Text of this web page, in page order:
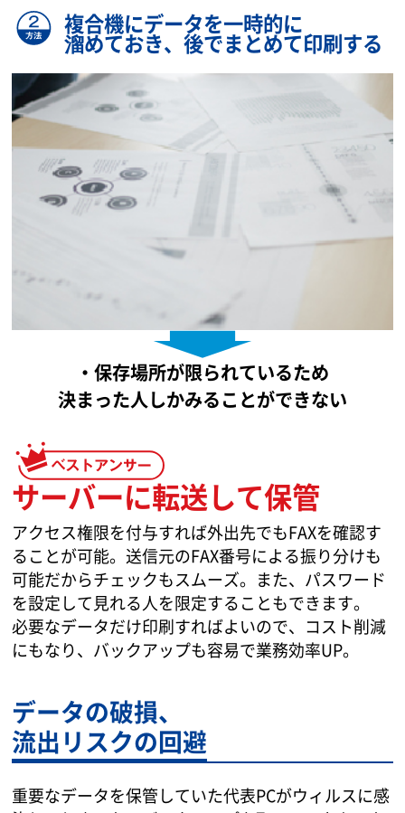
複合機にデータを一時的に
溜めておき、後でまとめて印刷する
・保存場所が限られているため
決まった人しかみることができない
サーバーに転送して保管
アクセス権限を付与すれば外出先でもFAXを確認す
ることが可能。送信元のFAX番号による振り分けも
可能だからチェックもスムーズ。また、パスワード
を設定して見れる人を限定することもできます。
必要なデータだけ印刷すればよいので、コスト削減
にもなり、バックアップも容易で業務効率UP。
データの破損、
流出リスクの回避
重要なデータを保管していた代表PCがウィルスに感